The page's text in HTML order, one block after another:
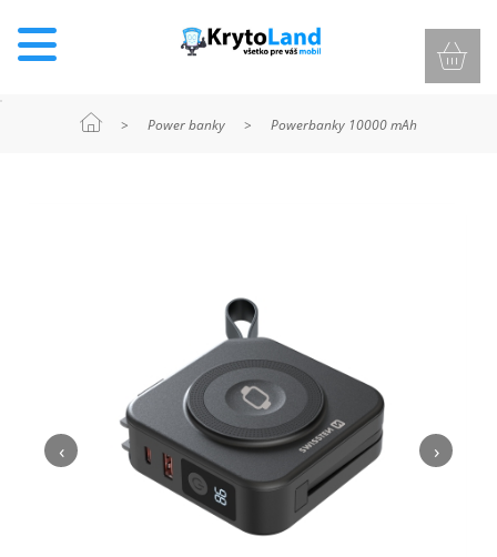
NABÍJANIE
‹ ›
> Power banky > Powerbanky 10000 mAh